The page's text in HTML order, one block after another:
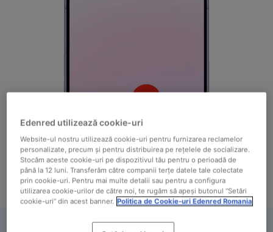
Edenred utilizează cookie-uri
Website-ul nostru utilizează cookie-uri pentru furnizarea reclamelor
personalizate, precum și pentru distribuirea pe rețelele de socializare.
Stocăm aceste cookie-uri pe dispozitivul tău pentru o perioadă de
până la 12 luni. Transferăm către companii terțe datele tale colectate
prin cookie-uri. Pentru mai multe detalii sau pentru a configura
utilizarea cookie-urilor de către noi, te rugăm să apeși butonul “Setări
cookie-uri” din acest banner. Politica de Cookie-uri Edenred Romania